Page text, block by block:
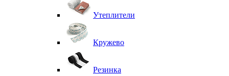
Утеплители
Кружево
Резинка